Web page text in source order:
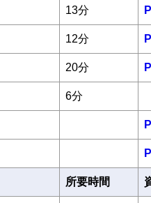
13分
12分
20分
6分
所要時間